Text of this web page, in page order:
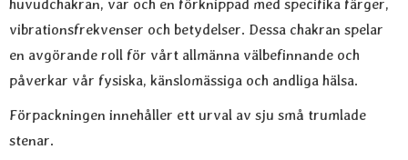
huvudchakran, var och en förknippad med specifika färger,
vibrationsfrekvenser och betydelser. Dessa chakran spelar
en avgörande roll för vårt allmänna välbefinnande och
påverkar vår fysiska, känslomässiga och andliga hälsa.
Förpackningen innehåller ett urval av sju små trumlade
stenar.